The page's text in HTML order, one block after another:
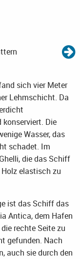
sich vier Meter
Lehmschicht. Da
konserviert. Die
Wasser, das
schadet. Im
die das Schiff
elastisch zu
ist das Schiff das
Antica, dem Hafen
rechte Seite zu
gefunden. Nach
auch sie durch den